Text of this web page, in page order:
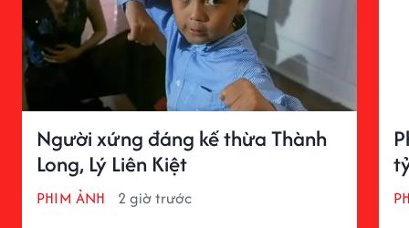
Người xứng đáng kế thừa Thành
Long, Lý Liên Kiệt
PHIM ẢNH 2 giờ trước